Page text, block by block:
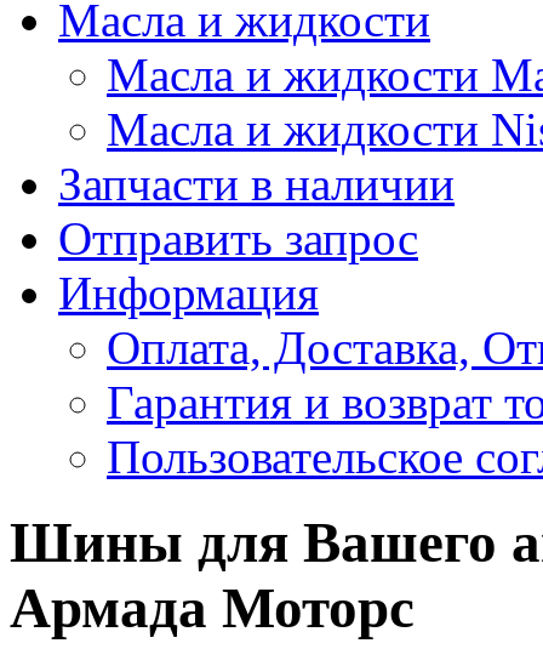
Масла и жидкости
Масла и жидкости
Масла и жидкости
Запчасти в наличии
Отправить запрос
Информация
Оплата, Доставка,
Гарантия и возврат
Пользовательское
Шины для Вашего
Армада Моторс